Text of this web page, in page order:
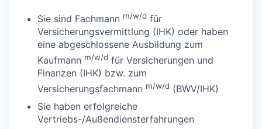
Sie sind Fachmann m/w/d für
Versicherungsvermittlung (IHK) oder haben
eine abgeschlossene Ausbildung zum
Kaufmann m/w/d für Versicherungen und
Finanzen (IHK) bzw. zum
Versicherungsfachmann m/w/d (BWV/IHK)
Sie haben erfolgreiche
Vertriebs-/Außendiensterfahrungen